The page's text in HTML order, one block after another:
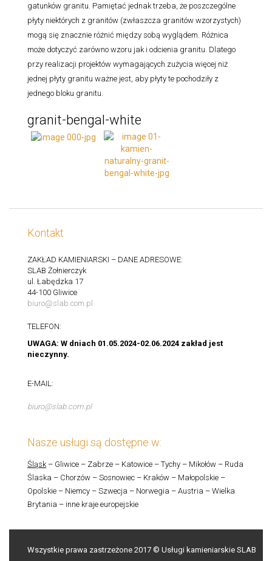
gatunków granitu. Pamiętać jednak trzeba, że poszczególne
płyty niektórych z granitów (zwłaszcza granitów wzorzystych)
mogą się znacznie różnić między sobą wyglądem. Różnica
może dotyczyć zarówno wzoru jak i odcienia granitu. Dlatego
przy realizacji projektów wymagających zużycia więcej niż
jednej płyty granitu ważne jest, aby płyty te pochodziły z
jednego bloku granitu.
granit-bengal-white
Kontakt
ZAKŁAD KAMIENIARSKI – DANE ADRESOWE:
SLAB Żołnierczyk
ul. Łabędzka 17
44-100 Gliwice
biuro@slab.com.pl
TELEFON:
UWAGA: W dniach 01.05.2024-02.06.2024 zakład jest
nieczynny.
E-MAIL:
biuro@slab.com.pl
Nasze usługi są dostępne w:
Śląsk – Gliwice – Zabrze – Katowice – Tychy – Mikołów – Ruda
Ślaska – Chorzów – Sosnowiec – Kraków – Małopolskie –
Opolskie – Niemcy – Szwecja – Norwegia – Austria – Wielka
Brytania – inne kraje europejskie
Wszystkie prawa zastrzeżone 2017 © Usługi kamieniarskie SLAB